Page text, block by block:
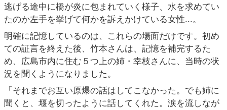
逃げる途中に橋が炎に包まれていく様子、水を求めてい
たのか左手を挙げて何かを訴えかけている女性...。
明確に記憶しているのは、これらの場面だけです。初め
ての証言を終えた後、竹本さんは、記憶を補完するた
め、広島市内に住む５つ上の姉・幸枝さんに、当時の状
況を聞くようになりました。
「それまでお互い原爆の話はしてこなかった。でも姉に
聞くと、堰を切ったように話してくれた。涙を流しなが